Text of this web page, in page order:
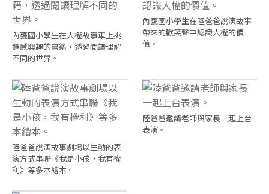
內甕國小學生在人權故事車上挑
選感興趣的書籍，透過閱讀理解
不同的世界。
內甕國小學生在陸爸爸說演故事
帶來的歡笑聲中認識人權的價
值。
陸爸爸說演故事劇場以生動的表
演方式串聯《我是小孩，我有權
利》等多本繪本。
陸爸爸邀請老師與家長一起上台
表演。